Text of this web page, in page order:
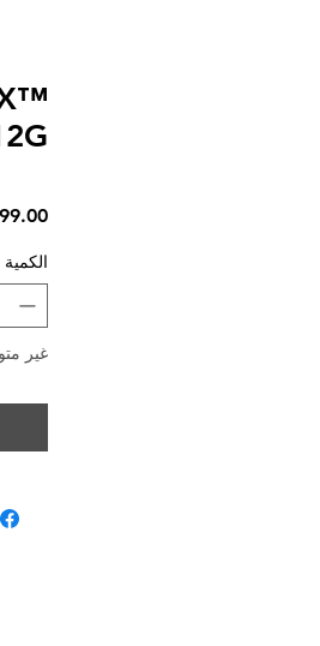
الكمية
غير